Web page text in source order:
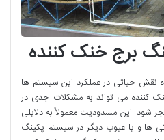
برج خنک کننده
نقش حیاتی در عملکرد این سیستم ‌ها
‌کننده می ‌تواند به مشکلات جدی در
شود. این مسدودیت معمولاً به دلایلی
ها و یا عیوب دیگر در سیستم پکینگ